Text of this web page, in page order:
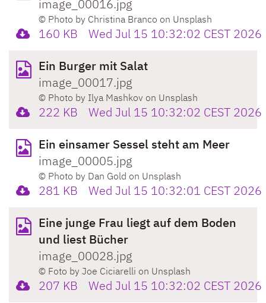
image_00016.jpg
© Photo by Christina Branco on Unsplash
160 KB
Wed Jul 15 10:32:02 CEST 2026
Ein Burger mit Salat
image_00017.jpg
© Photo by Ilya Mashkov on Unsplash
222 KB
Wed Jul 15 10:32:02 CEST 2026
Ein einsamer Sessel steht am Meer
image_00005.jpg
© Photo by Dan Gold on Unsplash
281 KB
Wed Jul 15 10:32:01 CEST 2026
Eine junge Frau liegt auf dem Boden
und liest Bücher
image_00028.jpg
© Foto by Joe Ciciarelli on Unsplash
207 KB
Wed Jul 15 10:32:02 CEST 2026